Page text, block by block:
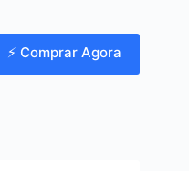
⚡ Comprar Agora